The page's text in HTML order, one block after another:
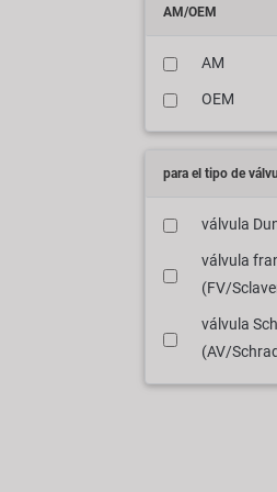
AM/OEM
AM
OEM
para el tipo de
válvula
válvula
(FV/
válvula
(AV/